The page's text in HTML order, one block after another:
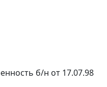
б/н от 17.07.98